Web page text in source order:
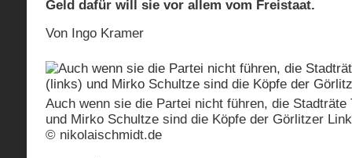
Geld dafür will sie vor allem vom Freistaat.
Von Ingo Kramer
Auch wenn sie die Partei nicht führen, die
und Mirko Schultze sind die Köpfe der Görlitzer
© nikolaischmidt.de